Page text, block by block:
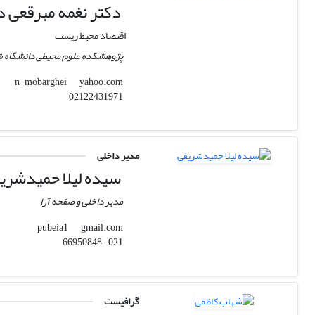
دکتر نغمه مبرقعی
اقتصاد محیط زیست
پژوهشکده علوم محیطی
n_mobarghei
yahoo.com
مدیر داخلی
سیده لیلا
مدیر داخلی و صفحه آرا
pubeia1
gmail.com
گرافیست